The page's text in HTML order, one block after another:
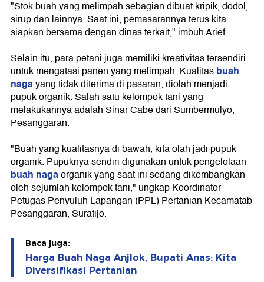
"Stok buah yang melimpah sebagian dibuat kripik, dodol,
sirup dan lainnya. Saat ini, pemasarannya terus kita
siapkan bersama dengan dinas terkait," imbuh Arief.
Selain itu, para petani juga memiliki kreativitas tersendiri
untuk mengatasi panen yang melimpah. Kualitasbuah
nagayang tidak diterima di pasaran, diolah menjadi
pupuk organik. Salah satu kelompok tani yang
melakukannya adalah Sinar Cabe dari Sumbermulyo,
Pesanggaran.
"Buah yang kualitasnya di bawah, kita olah jadi pupuk
organik. Pupuknya sendiri digunakan untuk pengelolaan
buah nagaorganik yang saat ini sedang dikembangkan
oleh sejumlah kelompok tani," ungkap Koordinator
Petugas Penyuluh Lapangan (PPL) Pertanian Kecamatab
Pesanggaran, Suratijo.
Baca juga:
Harga Buah Naga Anjlok, Bupati Anas: Kita
Diversifikasi Pertanian